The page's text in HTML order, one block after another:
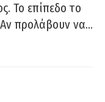
Το επίπεδο το
Αν προλάβουν να…